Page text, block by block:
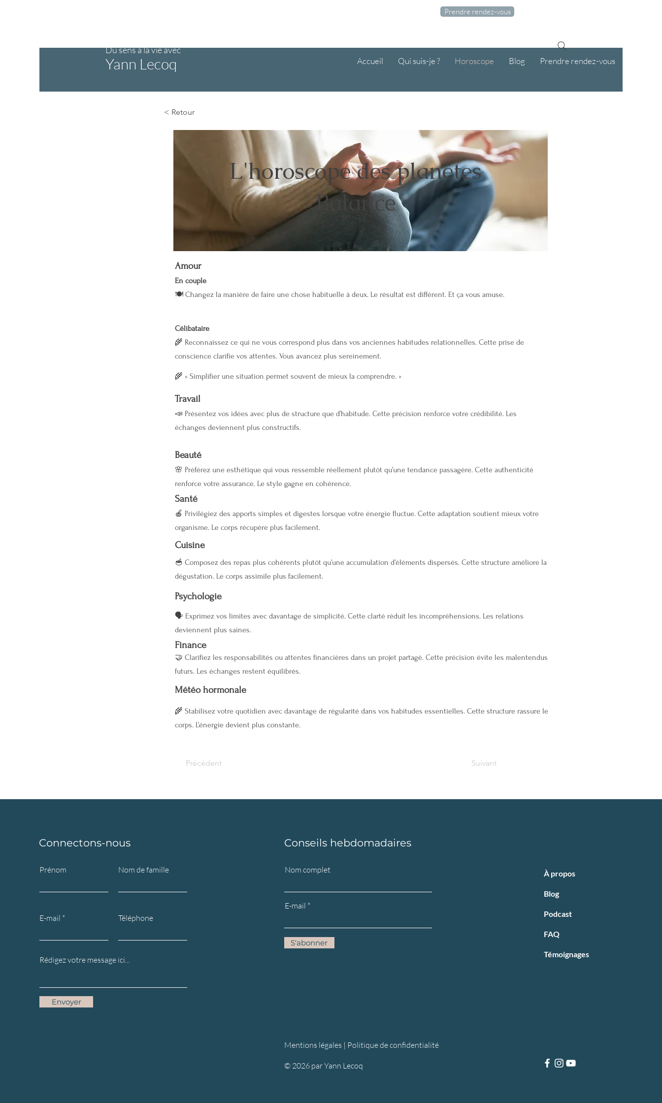
Prendre rendez-vous
Du sens à la vie avec
Yann Lecoq Accueil Qui suis-je ? Horoscope Blog Prendre rendez-vous
< Retour
L'horoscope des planètes
Balance
Amour
En couple
🍽 Changez la manière de faire une chose habituelle à deux. Le résultat est différent. Et ça vous amuse.
Célibataire
🌾 Reconnaissez ce qui ne vous correspond plus dans vos anciennes habitudes relationnelles. Cette prise de
conscience clarifie vos attentes. Vous avancez plus sereinement.
🌾 « Simplifier une situation permet souvent de mieux la comprendre. »
Travail
📣 Présentez vos idées avec plus de structure que d’habitude. Cette précision renforce votre crédibilité. Les
échanges deviennent plus constructifs.
Beauté
🌸 Préférez une esthétique qui vous ressemble réellement plutôt qu’une tendance passagère. Cette authenticité
renforce votre assurance. Le style gagne en cohérence.
Santé
🍎 Privilégiez des apports simples et digestes lorsque votre énergie fluctue. Cette adaptation soutient mieux votre
organisme. Le corps récupère plus facilement.
Cuisine
🥣 Composez des repas plus cohérents plutôt qu’une accumulation d’éléments dispersés. Cette structure améliore la
dégustation. Le corps assimile plus facilement.
Psychologie
🗣 Exprimez vos limites avec davantage de simplicité. Cette clarté réduit les incompréhensions. Les relations
deviennent plus saines.
Finance
🤝 Clarifiez les responsabilités ou attentes financières dans un projet partagé. Cette précision évite les malentendus
futurs. Les échanges restent équilibrés.
Météo hormonale
🌾 Stabilisez votre quotidien avec davantage de régularité dans vos habitudes essentielles. Cette structure rassure le
corps. L’énergie devient plus constante.
Précédent Suivant
Connectons-nous
Prénom Nom de famille
E-mail Téléphone
Envoyer
Conseils hebdomadaires
Nom complet
E-mail
S'abonner
Mentions légales | Politique de confidentialité
© 2026 par Yann Lecoq
À propos
Blog
Podcast
FAQ
Témoignages